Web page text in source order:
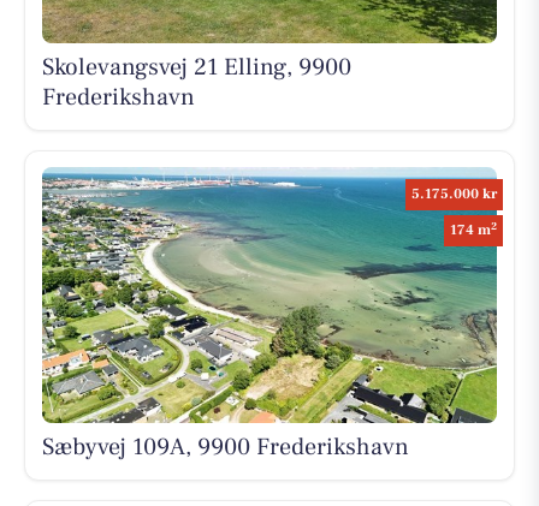
Skolevangsvej 21 Elling, 9900
Frederikshavn
5.175.000 kr
174 m2
Sæbyvej 109A, 9900 Frederikshavn